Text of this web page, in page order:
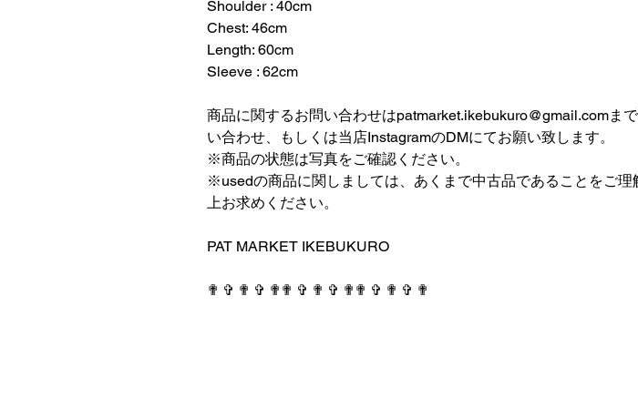
Shoulder : 40cm
Chest: 46cm
Length: 60cm
Sleeve : 62cm
商品に関するお問い合わせはpatmarket.ikebukuro@gmail.comま
い合わせ、もしくは当店InstagramのDMにてお願い致します。
※商品の状態は写真をご確認ください。
※usedの商品に関しましては、あくまで中古品であることをご理
上お求めください。
PAT MARKET IKEBUKURO
✟ ✞ ✟ ✞ ✟✟ ✞ ✟ ✞ ✟✟ ✞ ✟ ✞ ✟